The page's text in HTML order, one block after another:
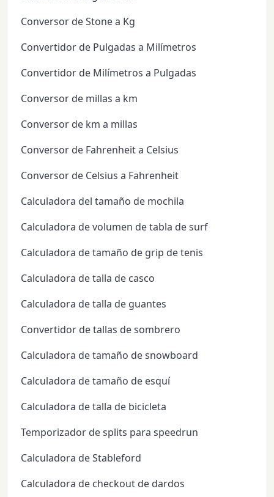
Conversor de Stone a Kg
Convertidor de Pulgadas a Milímetros
Convertidor de Milímetros a Pulgadas
Conversor de millas a km
Conversor de km a millas
Conversor de Fahrenheit a Celsius
Conversor de Celsius a Fahrenheit
Calculadora del tamaño de mochila
Calculadora de volumen de tabla de surf
Calculadora de tamaño de grip de tenis
Calculadora de talla de casco
Calculadora de talla de guantes
Convertidor de tallas de sombrero
Calculadora de tamaño de snowboard
Calculadora de tamaño de esquí
Calculadora de talla de bicicleta
Temporizador de splits para speedrun
Calculadora de Stableford
Calculadora de checkout de dardos